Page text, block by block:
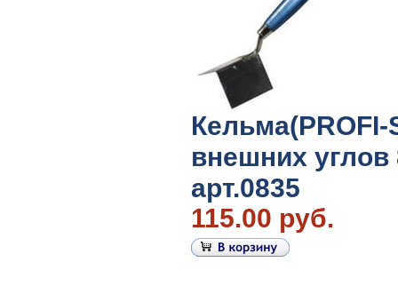
Кельма(PROFI-
внешних
арт.0835
115.00 руб.